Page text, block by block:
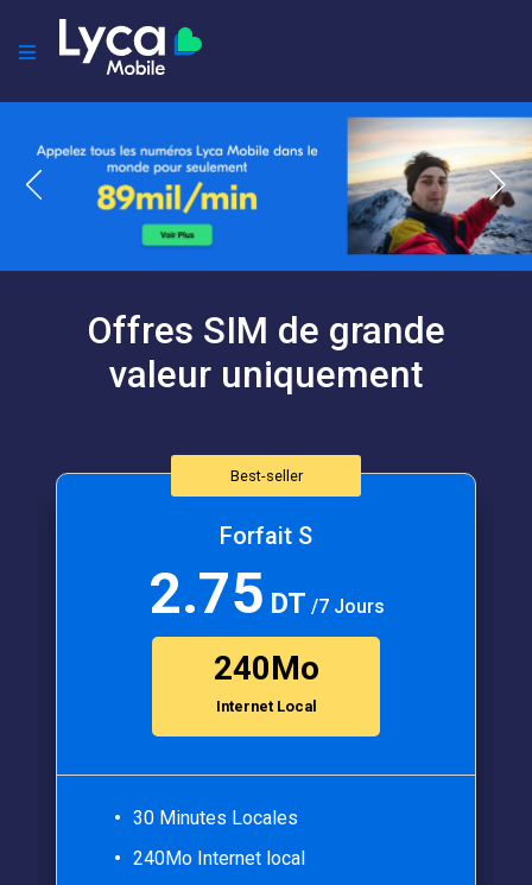
Offres SIM de grande
valeur uniquement
Best-seller
Forfait S
2.75 DT /7 Jours
240Mo
Internet Local
30 Minutes Locales
240Mo Internet local